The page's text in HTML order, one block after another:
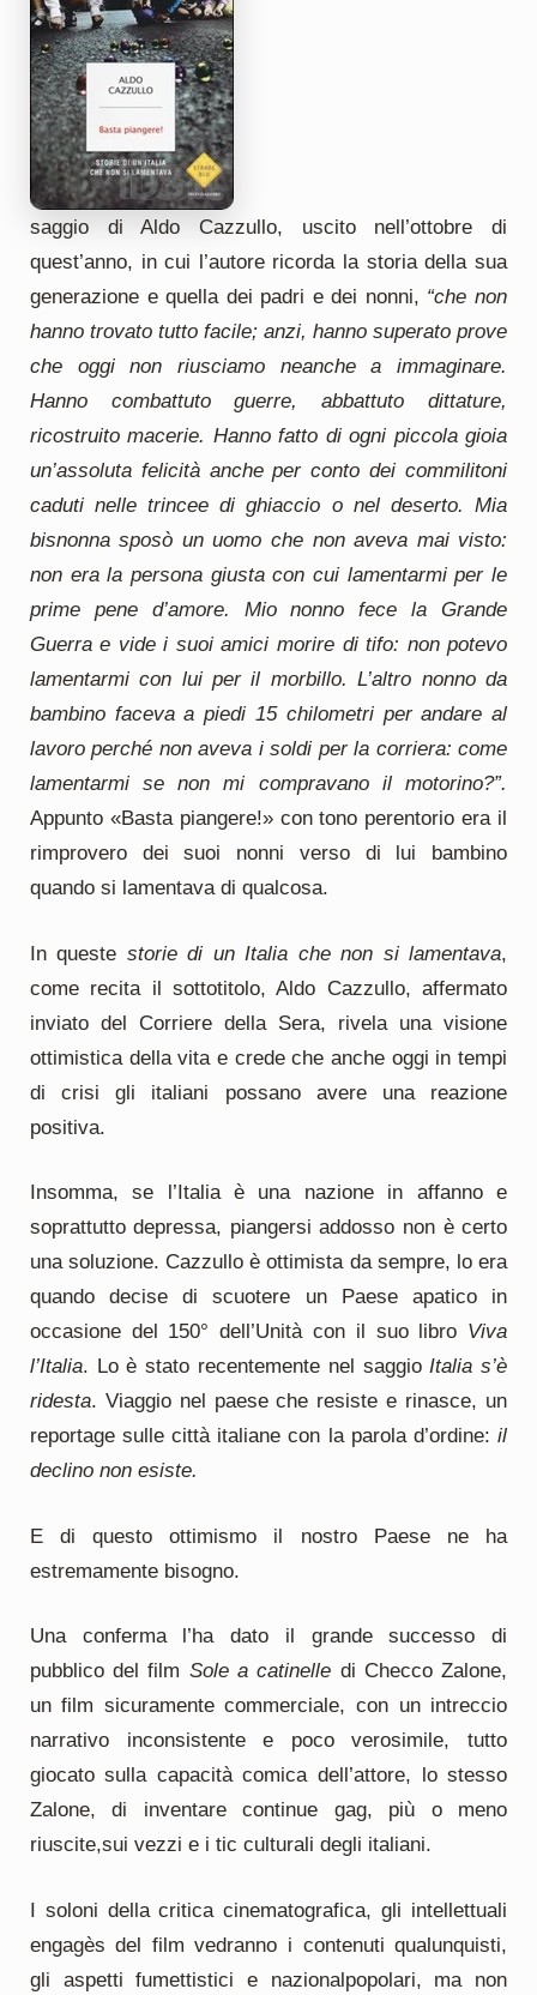
saggio di Aldo Cazzullo, uscito nell’ottobre di
quest’anno, in cui l’autore ricorda la storia della sua
generazione e quella dei padri e dei nonni, “che non
hanno trovato tutto facile; anzi, hanno superato prove
che oggi non riusciamo neanche a immaginare.
Hanno combattuto guerre, abbattuto dittature,
ricostruito macerie. Hanno fatto di ogni piccola gioia
un’assoluta felicità anche per conto dei commilitoni
caduti nelle trincee di ghiaccio o nel deserto. Mia
bisnonna sposò un uomo che non aveva mai visto:
non era la persona giusta con cui lamentarmi per le
prime pene d’amore. Mio nonno fece la Grande
Guerra e vide i suoi amici morire di tifo: non potevo
lamentarmi con lui per il morbillo. L’altro nonno da
bambino faceva a piedi 15 chilometri per andare al
lavoro perché non aveva i soldi per la corriera: come
lamentarmi se non mi compravano il motorino?”.
Appunto «Basta piangere!» con tono perentorio era il
rimprovero dei suoi nonni verso di lui bambino
quando si lamentava di qualcosa.
In queste storie di un Italia che non si lamentava,
come recita il sottotitolo, Aldo Cazzullo, affermato
inviato del Corriere della Sera, rivela una visione
ottimistica della vita e crede che anche oggi in tempi
di crisi gli italiani possano avere una reazione
positiva.
Insomma, se l’Italia è una nazione in affanno e
soprattutto depressa, piangersi addosso non è certo
una soluzione. Cazzullo è ottimista da sempre, lo era
quando decise di scuotere un Paese apatico in
occasione del 150° dell’Unità con il suo libro Viva
l’Italia. Lo è stato recentemente nel saggioItalia s’è
ridesta. Viaggio nel paese che resiste e rinasce, un
reportage sulle città italiane con la parola d’ordine:il
declino non esiste.
E di questo ottimismo il nostro Paese ne ha
estremamente bisogno.
Una conferma l’ha dato il grande successo di
pubblico del film Sole a catinelle di Checco Zalone,
un film sicuramente commerciale, con un intreccio
narrativo inconsistente e poco verosimile, tutto
giocato sulla capacità comica dell’attore, lo stesso
Zalone, di inventare continue gag, più o meno
riuscite,sui vezzi e i tic culturali degli italiani.
I soloni della critica cinematografica, gli intellettuali
engagès del film vedranno i contenuti qualunquisti,
gli aspetti fumettistici e nazionalpopolari, ma non